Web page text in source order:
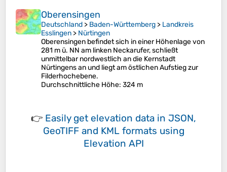
Oberensingen
Deutschland > Baden-Württemberg > Landkreis
Esslingen > Nürtingen
Oberensingen befindet sich in einer Höhenlage von
281 m ü. NN am linken Neckarufer, schließt
unmittelbar nordwestlich an die Kernstadt
Nürtingens an und liegt am östlichen Aufstieg zur
Filderhochebene.
Durchschnittliche Höhe: 324 m
👉 Easily get elevation data in JSON,
GeoTIFF and KML formats using
Elevation API